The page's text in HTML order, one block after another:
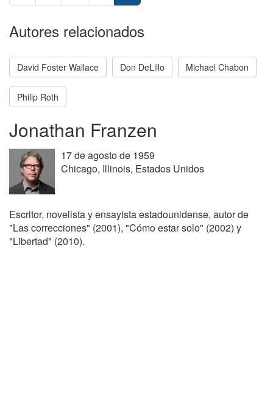
Autores relacionados
David Foster Wallace Don DeLillo Michael Chabon
Philip Roth
Jonathan Franzen
17 de agosto de 1959
Chicago, Illinois, Estados Unidos
Escritor, novelista y ensayista estadounidense, autor de
"Las correcciones" (2001), "Cómo estar solo" (2002) y
"Libertad" (2010).